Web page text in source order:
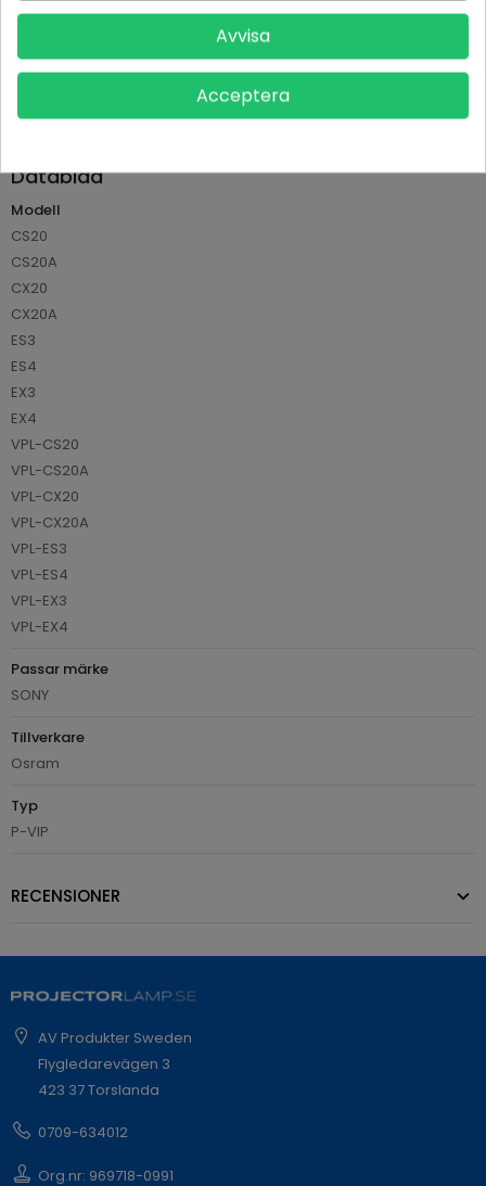
PRODUKTDETALJER
Tillverkare
Datablad
Modell
CS20
CS20A
CX20
CX20A
ES3
ES4
EX3
EX4
VPL-CS20
VPL-CS20A
VPL-CX20
VPL-CX20A
VPL-ES3
VPL-ES4
VPL-EX3
VPL-EX4
Passar märke
SONY
Tillverkare
Osram
Typ
P-VIP
RECENSIONER
AV Produkter Sweden
Flygledarevägen 3
423 37 Torslanda
0709-634012
Org.nr: 969718-0991
Avvisa
Acceptera